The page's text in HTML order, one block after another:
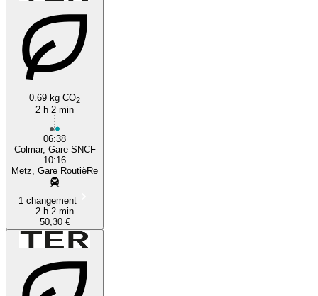
0.69 kg CO2
2 h 2 min
06:38
Colmar, Gare SNCF
10:16
Metz, Gare RoutièRe
1 changement
2 h 2 min
50,30 €